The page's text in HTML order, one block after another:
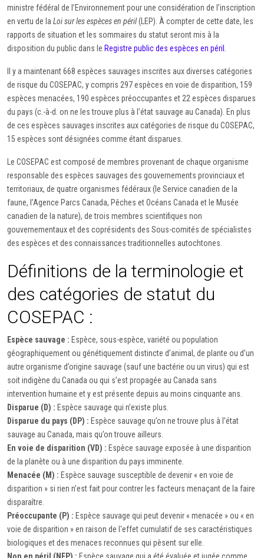
ministre fédéral de l’Environnement pour une considération de l’inscription
en vertu de la Loi sur les espèces en péril(LEP). À compter de cette date, les
rapports de situation et les sommaires du statut seront mis à la
disposition du public dans le Registre public des espèces en péril.
Il y a maintenant 668 espèces sauvages inscrites aux diverses catégories
de risque du COSEPAC, y compris 297 espèces en voie de disparition, 159
espèces menacées, 190 espèces préoccupantes et 22 espèces disparues
du pays (c.-à-d. on ne les trouve plus à l’état sauvage au Canada). En plus
de ces espèces sauvages inscrites aux catégories de risque du COSEPAC,
15 espèces sont désignées comme étant disparues.
Le COSEPAC est composé de membres provenant de chaque organisme
responsable des espèces sauvages des gouvernements provinciaux et
territoriaux, de quatre organismes fédéraux (le Service canadien de la
faune, l’Agence Parcs Canada, Pêches et Océans Canada et le Musée
canadien de la nature), de trois membres scientifiques non
gouvernementaux et des coprésidents des Sous-comités de spécialistes
des espèces et des connaissances traditionnelles autochtones.
Définitions de la terminologie et
des catégories de statut du
COSEPAC :
Espèce sauvage : Espèce, sous-espèce, variété ou population
géographiquement ou génétiquement distincte d’animal, de plante ou d’un
autre organisme d’origine sauvage (sauf une bactérie ou un virus) qui est
soit indigène du Canada ou qui s’est propagée au Canada sans
intervention humaine et y est présente depuis au moins cinquante ans.
Disparue (D) : Espèce sauvage qui n’existe plus.
Disparue du pays (DP) : Espèce sauvage qu’on ne trouve plus à l’état
sauvage au Canada, mais qu’on trouve ailleurs.
En voie de disparition (VD) : Espèce sauvage exposée à une disparition
de la planète ou à une disparition du pays imminente.
Menacée (M) : Espèce sauvage susceptible de devenir « en voie de
disparition » si rien n’est fait pour contrer les facteurs menaçant de la faire
disparaître.
Préoccupante (P) : Espèce sauvage qui peut devenir « menacée » ou « en
voie de disparition » en raison de l'effet cumulatif de ses caractéristiques
biologiques et des menaces reconnues qui pèsent sur elle.